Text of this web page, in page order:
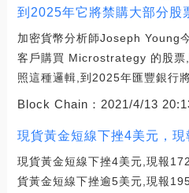
到2025年它將禁購大部分股
加密貨幣分析師Joseph Young
客戶購買 Microstrategy 的股票
照這種邏輯,到2025年匯豐銀行
Block Chain： 2021/4/13
現貨黃金短線下挫4美元，
現貨黃金短線下挫4美元,現報
貨黃金短線下挫逾5美元,現報